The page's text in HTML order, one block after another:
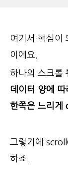
여기서 핵심이
이에요.
하나의 스크롤
데이터 양에 따
한쪽은 느리
그렇기에
하죠.